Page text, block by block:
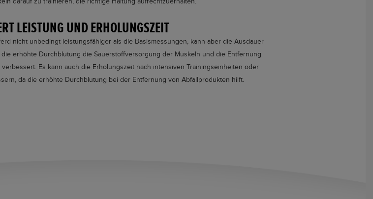
LEISTUNG UND ERHOLUNGSZEIT
nicht unbedingt leistungsfähiger als die Basismessungen, kann aber die Ausdauer
erhöhte Durchblutung die Sauerstoffversorgung der Muskeln und die Entfernung
Es kann auch die Erholungszeit nach intensiven Trainingseinheiten oder
da die erhöhte Durchblutung bei der Entfernung von Abfallprodukten hilft.